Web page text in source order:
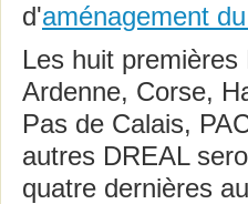
d'aménagement
Les huit
Ardenne, Corse,
Pas de Calais,
autres DREAL
quatre dernières